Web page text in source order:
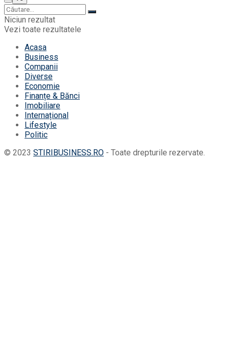
Niciun rezultat
Vezi toate rezultatele
Acasa
Business
Companii
Diverse
Economie
Finanțe & Bănci
Imobiliare
Internațional
Lifestyle
Politic
© 2023 STIRIBUSINESS.RO - Toate drepturile rezervate.